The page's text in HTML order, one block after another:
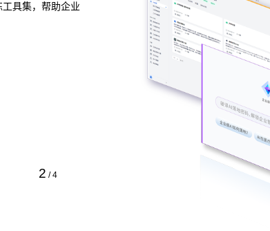
障数据安全，打
缝融合企业业务系统。j9集团问学预置了多
高效解决企业开发使用应用的各种难题。
预约专家咨询 >>
3 /4